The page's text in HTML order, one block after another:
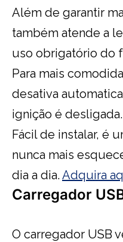
Além de garantir
também atende a
uso obrigatório do
Para mais
desativa
ignição é desligada.
Fácil de instalar, é
nunca mais
dia a dia.Adquira
Carregador
O carregador USB